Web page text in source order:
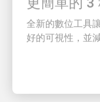
全新的數位工具
好的可視性，並